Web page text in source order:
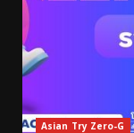
Asian Try Zero-G